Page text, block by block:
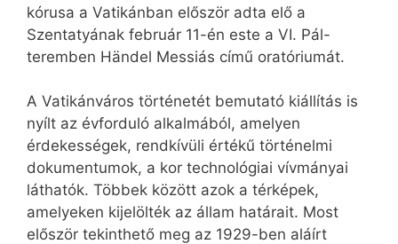
kórusa a Vatikánban először adta elő a
Szentatyának február 11-én este a VI. Pál-
teremben Händel Messiás című oratóriumát.
A Vatikánváros történetét bemutató kiállítás is
nyílt az évforduló alkalmából, amelyen
érdekességek, rendkívüli értékű történelmi
dokumentumok, a kor technológiai vívmányai
láthatók. Többek között azok a térképek,
amelyeken kijelölték az állam határait. Most
először tekinthető meg az 1929-ben aláírt